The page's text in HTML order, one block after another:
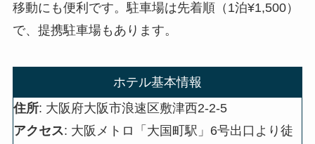
移動にも便利です。駐車場は先着順（1泊¥1,500）
で、提携駐車場もあります。
ホテル基本情報
住所: 大阪府大阪市浪速区敷津西2-2-5
アクセス: 大阪メトロ「大国町駅」6号出口より徒